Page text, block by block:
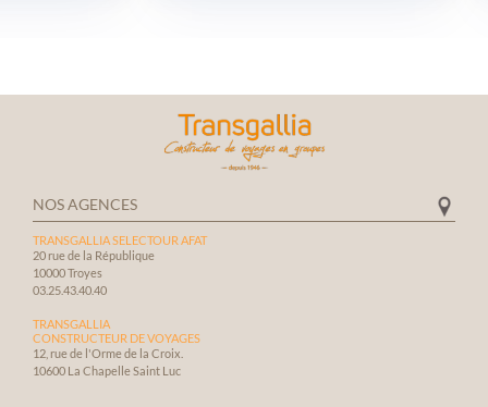
qui a
NOS AGENCES
TRANSGALLIA SELECTOUR AFAT
20 rue de la République
10000 Troyes
03.25.43.40.40
TRANSGALLIA
CONSTRUCTEUR DE VOYAGES
12, rue de l'Orme de la Croix.
10600 La Chapelle Saint Luc